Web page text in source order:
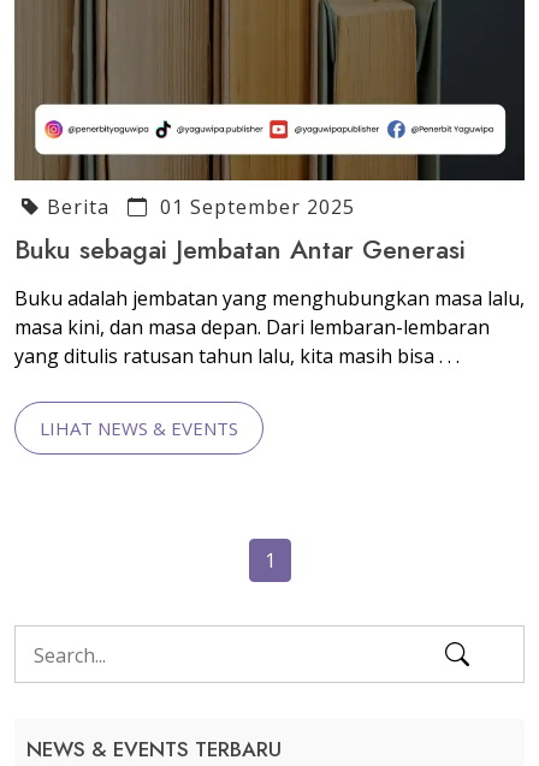
Berita 01 September 2025
Buku sebagai Jembatan Antar Generasi
Buku adalah jembatan yang menghubungkan masa lalu,
masa kini, dan masa depan. Dari lembaran-lembaran
yang ditulis ratusan tahun lalu, kita masih bisa . . .
LIHAT NEWS & EVENTS
1
NEWS & EVENTS TERBARU